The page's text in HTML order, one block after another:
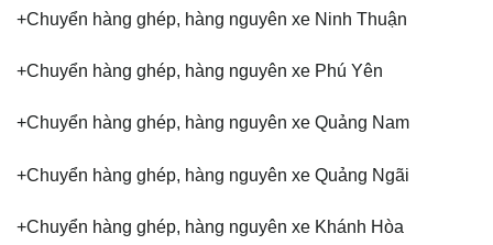
+Chuyển hàng ghép, hàng nguyên xe Ninh Thuận
+Chuyển hàng ghép, hàng nguyên xe Phú Yên
+Chuyển hàng ghép, hàng nguyên xe Quảng Nam
+Chuyển hàng ghép, hàng nguyên xe Quảng Ngãi
+Chuyển hàng ghép, hàng nguyên xe Khánh Hòa